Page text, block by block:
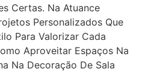
Certas. Na Atuance
Personalizados Que
Para Valorizar Cada
Aproveitar Espaços Na
Na Decoração De Sala